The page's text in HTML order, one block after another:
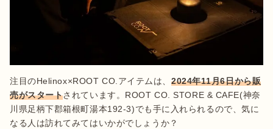
注目のHelinox×ROOT CO.アイテムは、 2024年11月6日から販
売がスタートされています。ROOT CO. STORE & CAFE(神奈
川県足柄下郡箱根町湯本192-3)でも手に入れられるので、気に
なる人は訪れてみてはいかがでしょうか？